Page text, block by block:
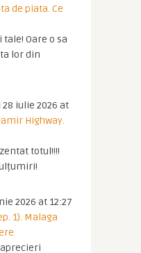
de piata. Ce
Oare o sa
lor din
28 iulie 2026 at
Highway.
totul!!!!
2026 at 12:27
1). Malaga